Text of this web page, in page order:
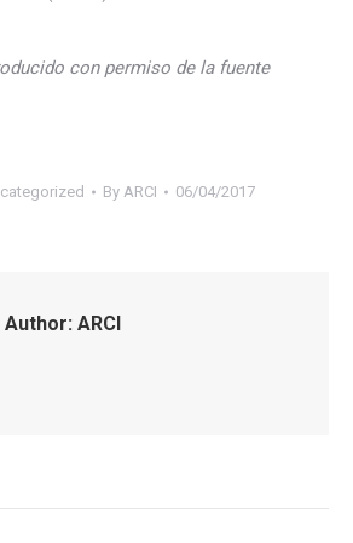
con permiso de la fuente
By ARCI 06/04/2017
Author: ARCI